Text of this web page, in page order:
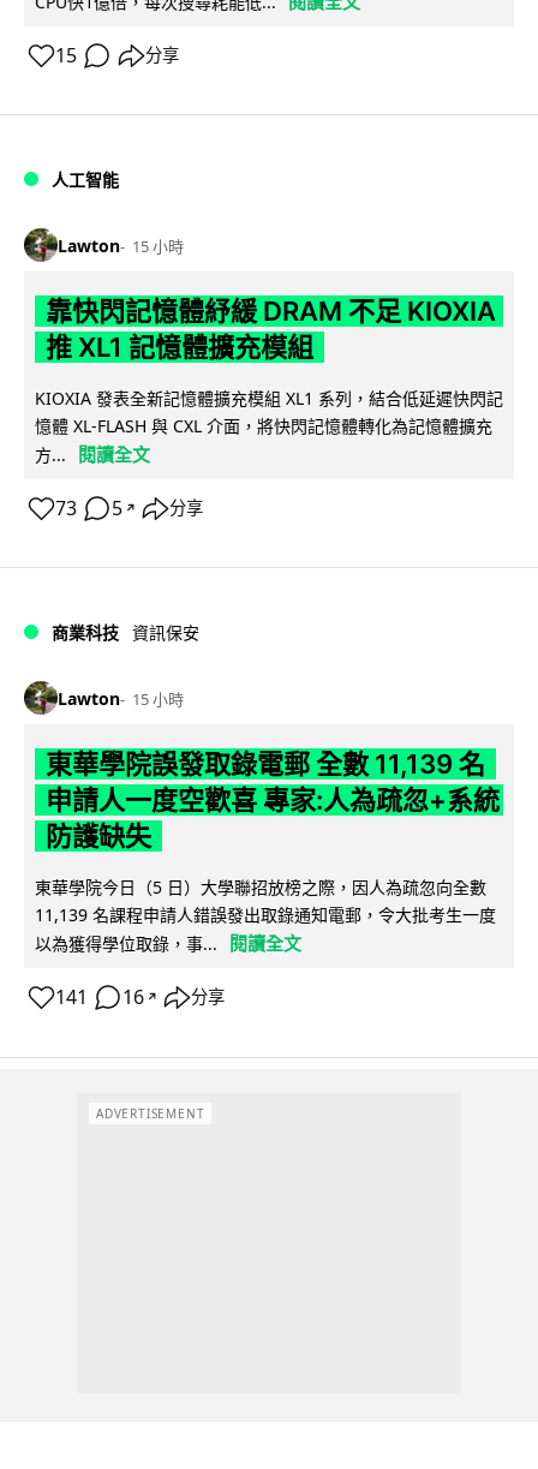
15 分享
人工智能
Lawton 15 小時
靠快閃記憶體紓緩 DRAM 不足 KIOXIA
推 XL1 記憶體擴充模組
KIOXIA 發表全新記憶體擴充模組 XL1 系列，結合低延遲快閃記
憶體 XL-FLASH 與 CXL 介面，將快閃記憶體轉化為記憶體擴充
方...
閱讀全文
73 5 ↗ 分享
商業科技 資訊保安
Lawton 15 小時
東華學院誤發取錄電郵 全數 11,139 名
申請人一度空歡喜 專家:人為疏忽+系統
防護缺失
東華學院今日（5 日）大學聯招放榜之際，因人為疏忽向全數
11,139 名課程申請人錯誤發出取錄通知電郵，令大批考生一度
以為獲得學位取錄，事...
閱讀全文
141 16 ↗ 分享
ADVERTISEMENT